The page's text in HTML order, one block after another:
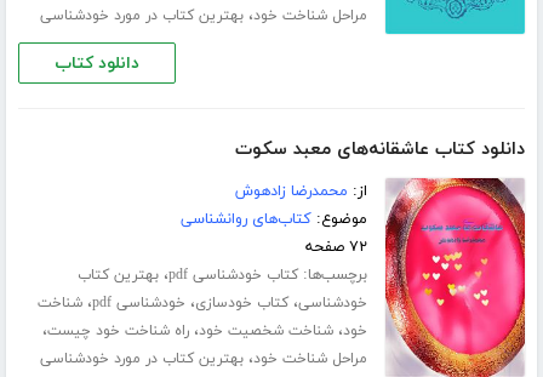
مراحل شناخت خود،بهترین کتاب در مورد خودشناسی
دانلود کتاب
دانلود کتاب عاشقانه‌های معبد سکوت
از: محمدرضا زادهوش
موضوع:کتاب‌های روانشناسی
۷۲ صفحه
برچسب‌ها:کتاب خودشناسی pdf ،بهترین کتاب
خودشناسی،کتاب خودسازی، خودشناسی pdf ،شناخت
خود،شناخت شخصیت خود،راه شناخت خود چیست،
مراحل شناخت خود،بهترین کتاب در مورد خودشناسی